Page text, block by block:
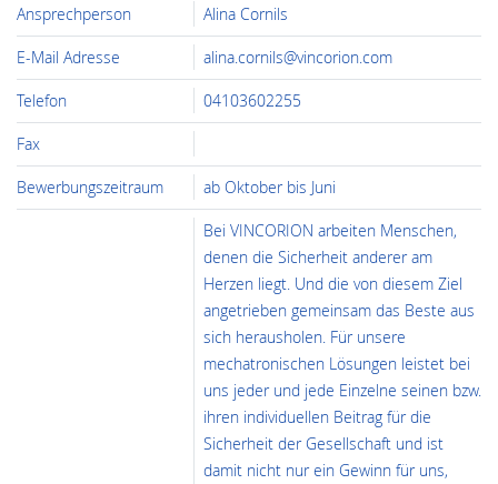
Ansprechperson Alina Cornils
E-Mail Adresse alina.cornils@vincorion.com
Telefon 04103602255
Fax
Bewerbungszeitraum ab Oktober bis Juni
Bei VINCORION arbeiten Menschen,
denen die Sicherheit anderer am
Herzen liegt. Und die von diesem Ziel
angetrieben gemeinsam das Beste aus
sich herausholen. Für unsere
mechatronischen Lösungen leistet bei
uns jeder und jede Einzelne seinen bzw.
ihren individuellen Beitrag für die
Sicherheit der Gesellschaft und ist
damit nicht nur ein Gewinn für uns,